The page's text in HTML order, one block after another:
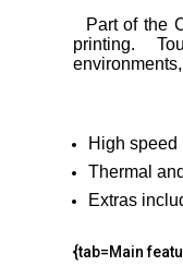
Part of the
printing.
High speed
Thermal
Extras
{tab=Main